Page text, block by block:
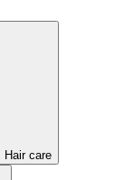
Hair care